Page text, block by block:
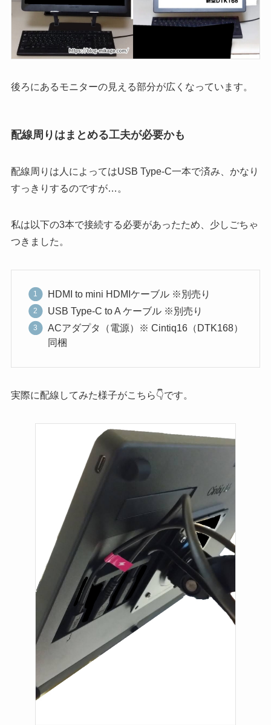
後ろにあるモニターの見える部分が広くなっています。
配線周りはまとめる工夫が必要かも
配線周りは人によってはUSB Type-C一本で済み、かなり
すっきりするのですが…。
私は以下の3本で接続する必要があったため、少しごちゃ
つきました。
HDMI to mini HDMIケーブル ※別売り
USB Type-C to A ケーブル ※別売り
ACアダプタ（電源）※ Cintiq16（DTK168）
同梱
実際に配線してみた様子がこちら👇です。